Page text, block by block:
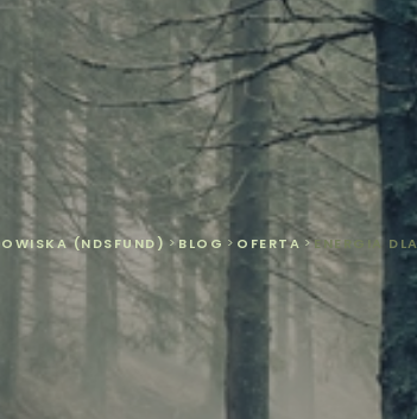
(NDSFUND) >BLOG > OFERTA >ENERGIA